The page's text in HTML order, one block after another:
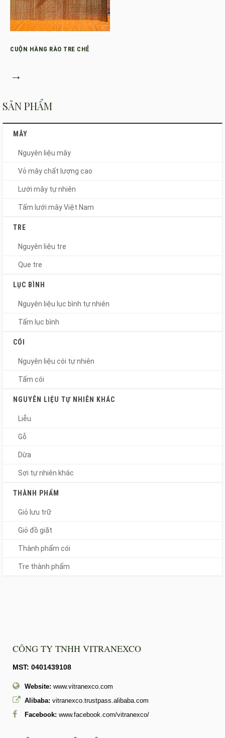
CUỘN HÀNG RÀO TRE CHẺ
→
SẢN PHẨM
MÂY
Nguyên liệu mây
Vỏ mây chất lượng cao
Lưới mây tự nhiên
Tấm lưới mây Việt Nam
TRE
Nguyên liệu tre
Que tre
LỤC BÌNH
Nguyên liệu lục bình tự nhiên
Tấm lục bình
CÓI
Nguyên liệu cói tự nhiên
Tấm cói
NGUYÊN LIỆU TỰ NHIÊN KHÁC
Liễu
Gỗ
Dừa
Sợi tự nhiên khác
THÀNH PHẨM
Giỏ lưu trữ
Giỏ đồ giặt
Thành phẩm cói
Tre thành phẩm
CÔNG TY TNHH VITRANEXCO
MST: 0401439108
Website: www.vitranexco.com
Alibaba: vitranexco.trustpass.alibaba.com
Facebook: www.facebook.com/vitranexco/